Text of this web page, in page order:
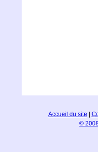
Accueil du site
©